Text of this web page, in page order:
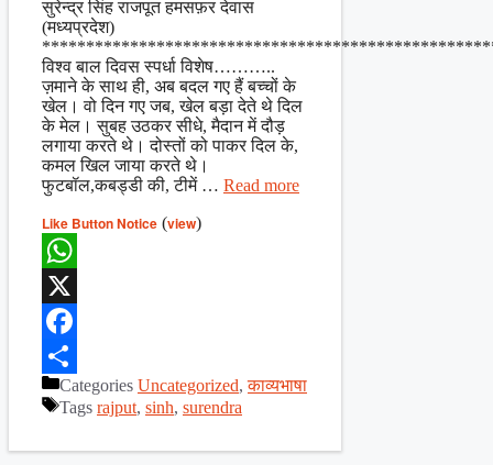
सुरेन्द्र सिंह राजपूत हमसफ़र देवास
(मध्यप्रदेश)
विश्व बाल दिवस स्पर्धा विशेष………..
ज़माने के साथ ही, अब बदल गए हैं बच्चों के
खेल। वो दिन गए जब, खेल बड़ा देते थे दिल
के मेल। सुबह उठकर सीधे, मैदान में दौड़
लगाया करते थे। दोस्तों को पाकर दिल के,
कमल खिल जाया करते थे।
फुटबॉल,कबड्डी की, टीमें … Read more
Like Button Notice (view)
WhatsApp
X
Facebook
ShareCategories Uncategorized,काव्यभाषा
Tags rajput, sinh, surendra